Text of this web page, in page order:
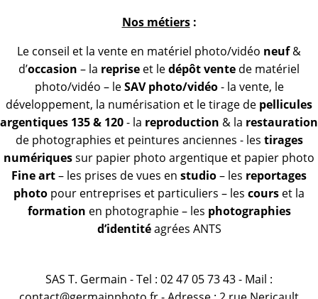
Nos métiers:
Le conseil et la vente en matériel photo/vidéo neuf&
d’occasion – la reprise et ledépôt vente de matériel
photo/vidéo – leSAV photo/vidéo- la vente, le
développement, la numérisation et le tirage de pellicules
argentiques 135 & 120- la reproduction & la restauration
de photographies et peintures anciennes - les tirages
numériquessur papier photo argentique et papier photo
Fine art– les prises de vues en studio– les reportages
photo pour entreprises et particuliers – les cours et la
formation en photographie – les photographies
d’identitéagrées ANTS
SAS T. Germain - Tel : 02 47 05 73 43 - Mail :